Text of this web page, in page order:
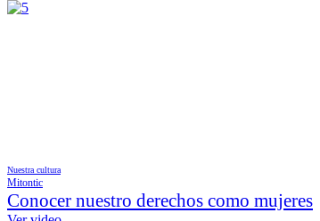
Nuestra cultura
Mitontic
Conocer nuestro derechos como mujeres